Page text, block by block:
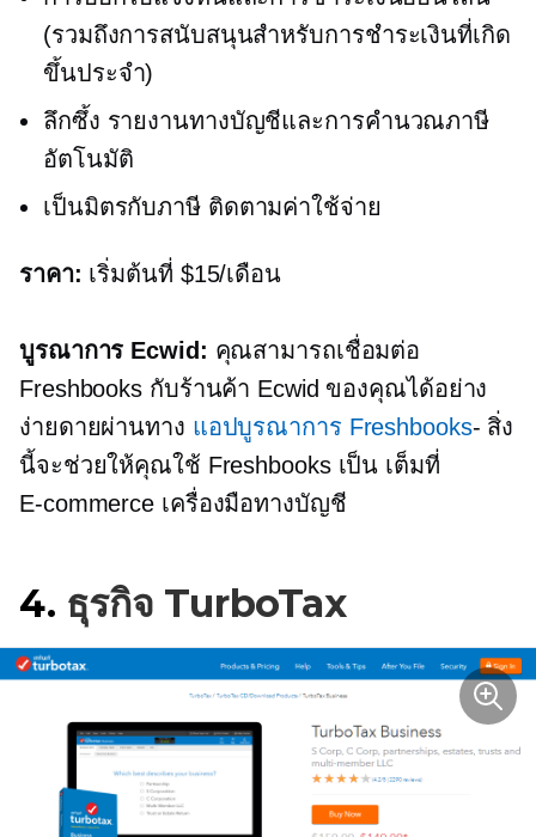
(รวมถึงการสนับสนุนสำหรับการชำระเงินที่เกิด
ขึ้นประจำ)
ลึกซึ้ง รายงานทางบัญชีและการคำนวณภาษี
อัตโนมัติ
เป็นมิตรกับภาษีติดตามค่าใช้จ่าย
ราคา: เริ่มต้นที่ $15/เดือน
บูรณาการ Ecwid: คุณสามารถเชื่อมต่อ
Freshbooks กับร้านค้า Ecwid ของคุณได้อย่าง
ง่ายดายผ่านทาง แอปบูรณาการ Freshbooks- สิ่ง
นี้จะช่วยให้คุณใช้ Freshbooks เป็น เต็มที่
E-commerce เครื่องมือทางบัญชี
4. ธุรกิจ TurboTax